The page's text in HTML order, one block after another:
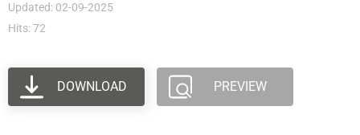
Updated: 02-09-2025
Hits: 72
DOWNLOAD PREVIEW